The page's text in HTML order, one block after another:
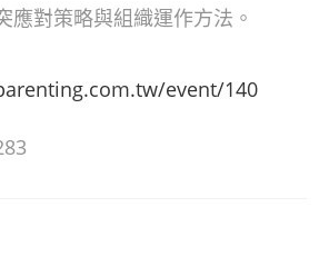
應對策略與組織運作方法。
event/140